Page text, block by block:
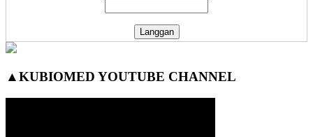
▲KUBIOMED YOUTUBE CHANNEL